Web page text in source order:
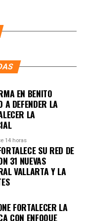
la vida pública
EN BENITO
A DEFENDER LA
LA
14 horas
SU RED DE
31 NUEVAS
VALLARTA Y LA
FORTALECER LA
CON ENFOQUE